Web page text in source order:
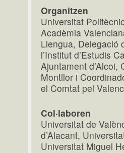
Organitzen
Universitat
Acadèmia
Llengua, Delegació
l’Institut d’Estudis
Ajuntament d’Alcoi,
Montllor i
el Comtat pel
Col·laboren
Universitat de
d’Alacant,
Universitat Miguel